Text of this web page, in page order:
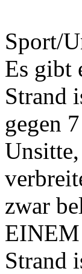
Sport/
Es gibt
Strand
gegen
zwar
EINEM
Strand